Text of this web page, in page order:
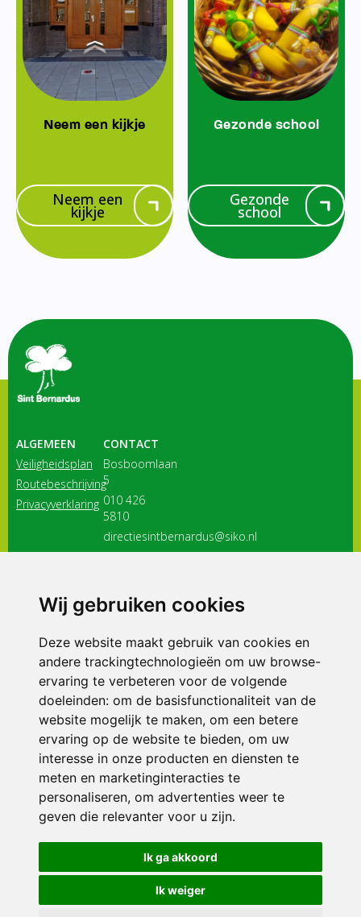
Wij gebruiken cookies
Deze website maakt gebruik van cookies en
andere trackingtechnologieën om uw browse-
ervaring te verbeteren voor de volgende
doeleinden: om de basisfunctionaliteit van de
website mogelijk te maken, om een betere
ervaring op de website te bieden, om uw
interesse in onze producten en diensten te
meten en marketinginteracties te
personaliseren, om advertenties weer te
geven die relevanter voor u zijn.
Ik ga akkoord
Ik weiger
Neem een kijkje
Neem een
kijkje
Gezonde school
Gezonde
school
ALGEMEEN
Veiligheidsplan
Routebeschrijving
Privacyverklaring
CONTACT
Bosboomlaan
5
010 426
5810
directiesintbernardus@siko.nl
3116 JB
ONDERDEEL VAN
© 2026 Sint Bernardus | Alle rechten voorbehouden
Privacy policy|Disclaimer| Klachtenregeling|RSIN en Anbi
voorkeuren
Crealisatie The MindOffice